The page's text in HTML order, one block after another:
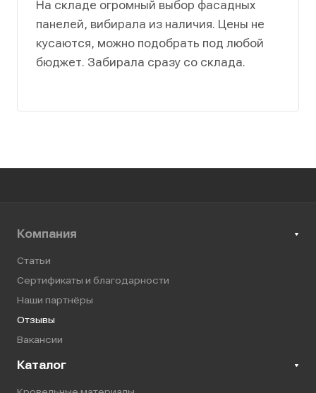
На складе огромный выбор фасадных
панелей, вибирала из наличия. Цены не
кусаются, можно подобрать под любой
бюджет. Забирала сразу со склада.
Компания
Статьи
Сертификаты и благодарности
Наши партнёры
Отзывы
Вакансии
Каталог